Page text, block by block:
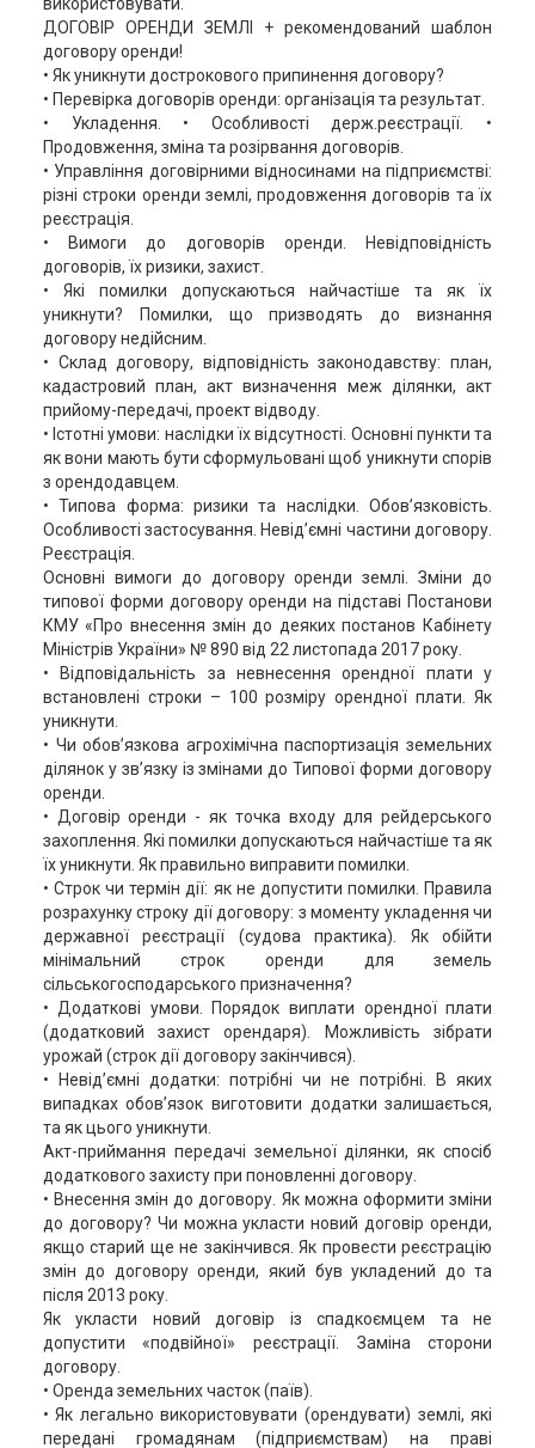
ДОГОВІР ОРЕНДИ ЗЕМЛІ + рекомендований шаблон
договору оренди!
• Як уникнути дострокового припинення договору?
• Перевірка договорів оренди: організація та результат.
• Укладення. • Особливості держ.реєстрації. •
Продовження, зміна та розірвання договорів.
• Управління договірними відносинами на підприємстві:
різні строки оренди землі, продовження договорів та їх
реєстрація.
• Вимоги до договорів оренди. Невідповідність
договорів, їх ризики, захист.
• Які помилки допускаються найчастіше та як їх
уникнути? Помилки, що призводять до визнання
договору недійсним.
• Склад договору, відповідність законодавству: план,
кадастровий план, акт визначення меж ділянки, акт
прийому-передачі, проект відводу.
• Істотні умови: наслідки їх відсутності. Основні пункти та
як вони мають бути сформульовані щоб уникнути спорів
з орендодавцем.
• Типова форма: ризики та наслідки. Обов’язковість.
Особливості застосування. Невід’ємні частини договору.
Реєстрація.
Основні вимоги до договору оренди землі. Зміни до
типової форми договору оренди на підставі Постанови
КМУ «Про внесення змін до деяких постанов Кабінету
Міністрів України» № 890 від 22 листопада 2017 року.
• Відповідальність за невнесення орендної плати у
встановлені строки – 100 розміру орендної плати. Як
уникнути.
• Чи обов’язкова агрохімічна паспортизація земельних
ділянок у зв’язку із змінами до Типової форми договору
оренди.
• Договір оренди - як точка входу для рейдерського
захоплення. Які помилки допускаються найчастіше та як
їх уникнути. Як правильно виправити помилки.
• Строк чи термін дії: як не допустити помилки. Правила
розрахунку строку дії договору: з моменту укладення чи
державної реєстрації (судова практика). Як обійти
мінімальний строк оренди для земель
сільськогосподарського призначення?
• Додаткові умови. Порядок виплати орендної плати
(додатковий захист орендаря). Можливість зібрати
урожай (строк дії договору закінчився).
• Невід’ємні додатки: потрібні чи не потрібні. В яких
випадках обов’язок виготовити додатки залишається,
та як цього уникнути.
Акт-приймання передачі земельної ділянки, як спосіб
додаткового захисту при поновленні договору.
• Внесення змін до договору. Як можна оформити зміни
до договору? Чи можна укласти новий договір оренди,
якщо старий ще не закінчився. Як провести реєстрацію
змін до договору оренди, який був укладений до та
після 2013 року.
Як укласти новий договір із спадкоємцем та не
допустити «подвійної» реєстрації. Заміна сторони
договору.
• Оренда земельних часток (паїв).
• Як легально використовувати (орендувати) землі, які
передані громадянам (підприємствам) на праві